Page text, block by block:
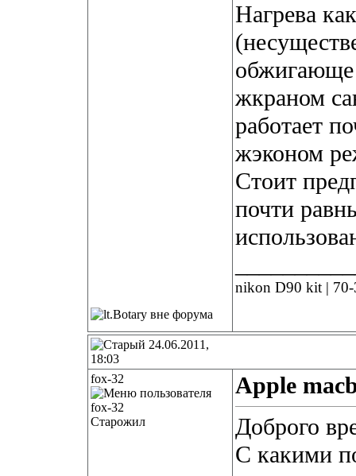
Нагрева
обжигающе
жкраном
работает
жэконом
Стоит
почти
nikon D90 kit |
24.06.2011,
18:03
fox-32
Старожил
Apple
Доброго
С какими